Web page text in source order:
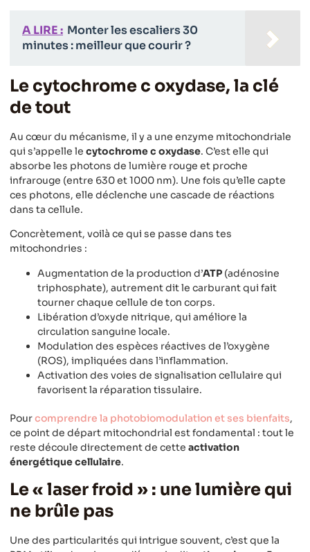
A LIRE : Monter les escaliers 30
minutes : meilleur que courir ?
Le cytochrome c oxydase, la clé
de tout
Au cœur du mécanisme, il y a une enzyme mitochondriale
qui s’appelle le cytochrome c oxydase. C’est elle qui
absorbe les photons de lumière rouge et proche
infrarouge (entre 630 et 1000 nm). Une fois qu’elle capte
ces photons, elle déclenche une cascade de réactions
dans ta cellule.
Concrètement, voilà ce qui se passe dans tes
mitochondries :
Augmentation de la production d’ATP (adénosine
triphosphate), autrement dit le carburant qui fait
tourner chaque cellule de ton corps.
Libération d’oxyde nitrique, qui améliore la
circulation sanguine locale.
Modulation des espèces réactives de l’oxygène
(ROS), impliquées dans l’inflammation.
Activation des voies de signalisation cellulaire qui
favorisent la réparation tissulaire.
Pourcomprendre la photobiomodulation et ses bienfaits,
ce point de départ mitochondrial est fondamental : tout le
reste découle directement de cette activation
énergétique cellulaire.
Le « laser froid » : une lumière qui
ne brûle pas
Une des particularités qui intrigue souvent, c’est que la